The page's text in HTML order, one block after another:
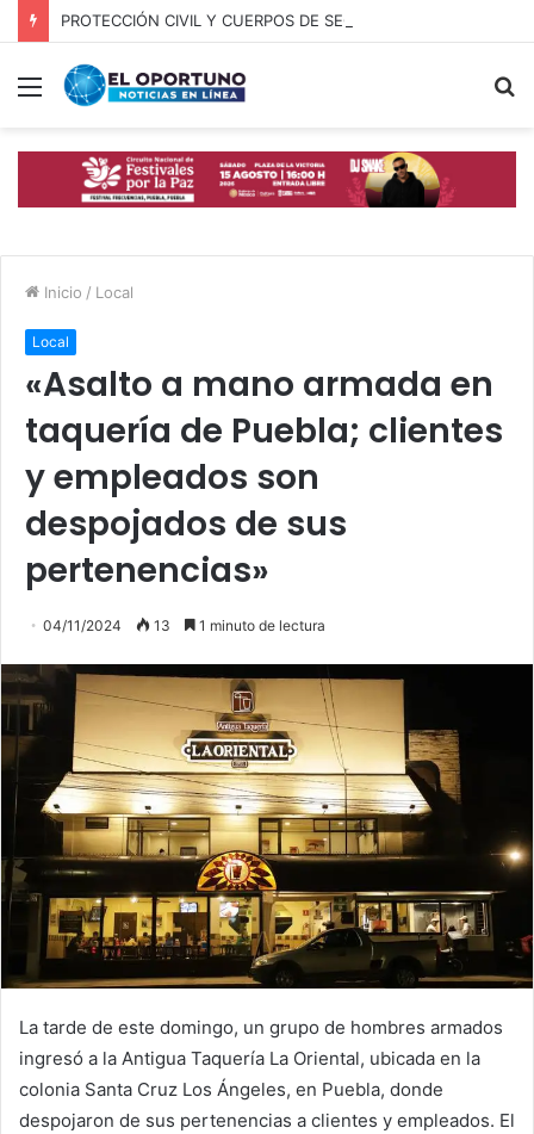
Menú
Inicio / Local
Local
«Asalto a mano armada en
taquería de Puebla; clientes
y empleados son
despojados de sus
pertenencias»
04/11/2024 13 1 minuto de lectura
La tarde de este domingo, un grupo de hombres armados
ingresó a la Antigua Taquería La Oriental, ubicada en la
colonia Santa Cruz Los Ángeles, en Puebla, donde
despojaron de sus pertenencias a clientes y empleados. El